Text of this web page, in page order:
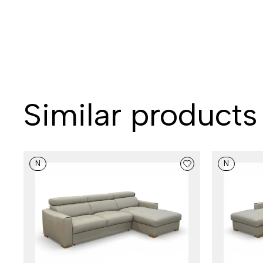
Similar products
N N